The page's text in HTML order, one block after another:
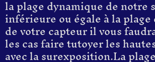
la plage dynamique de notre
inférieure ou égale à la
de votre capteur il vous
les cas faire tutoyer les
avec la surexposition.La